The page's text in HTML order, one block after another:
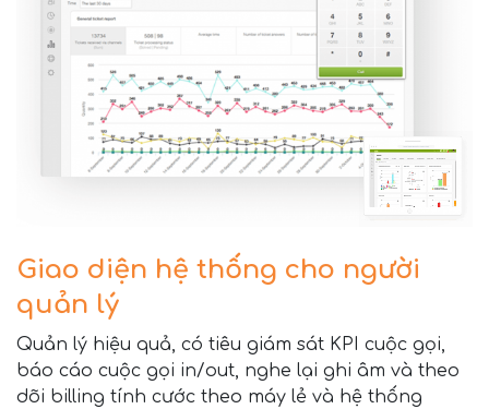
Giao diện hệ thống cho người
quản lý
Quản lý hiệu quả, có tiêu giám sát KPI cuộc gọi,
báo cáo cuộc gọi in/out, nghe lại ghi âm và theo
dõi billing tính cước theo máy lẻ và hệ thống